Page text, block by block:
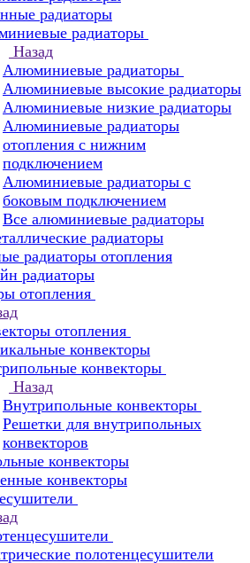
радиаторы
радиаторы
Назад
Алюминиевые радиаторы
Алюминиевые высокие радиаторы
Алюминиевые низкие радиаторы
Алюминиевые радиаторы
отопления с нижним
подключением
Алюминиевые радиаторы с
боковым подключением
Все алюминиевые радиаторы
радиаторы
радиаторы отопления
радиаторы
отопления
отопления
конвекторы
конвекторы
Назад
Внутрипольные конвекторы
Решетки для внутрипольных
конвекторов
конвекторы
конвекторы
полотенцесушители